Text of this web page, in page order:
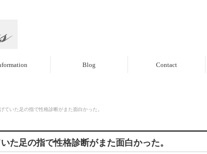
Blog Contact
ていた足の指で性格診断がまた面白かった。
た足の指で性格診断がまた面白かった。